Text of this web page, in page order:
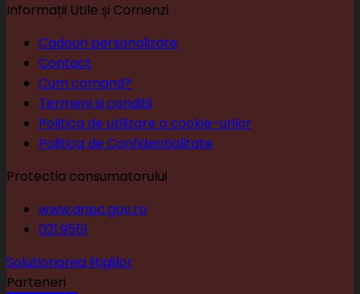
Informații Utile și Comenzi
Cadouri personalizate
Contact
Cum comand?
Termeni si conditii
Politica de utilizare a cookie-urilor
Politica de Confidentialitate
Protectia consumatorului
www.anpc.gov.ro
021.9551
Solutionarea litigiilor
Parteneri